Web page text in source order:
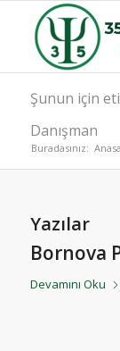
Şunun için
Danışman
Buradasınız:
Yazılar
Bornova
Devamını Oku